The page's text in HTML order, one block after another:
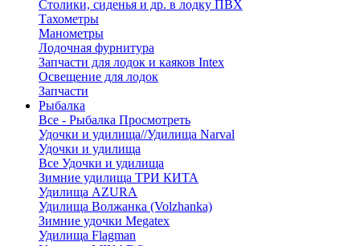
Столики, сиденья и др. в лодку ПВХ
Тахометры
Манометры
Лодочная фурнитура
Запчасти для лодок и каяков Intex
Освещение для лодок
Запчасти
Рыбалка
Все - Рыбалка Просмотреть
Удочки и удилища//Удилища Narval
Удочки и удилища
Все Удочки и удилища
Зимние удилища ТРИ КИТА
Удилища AZURA
Удилища Волжанка (Volzhanka)
Зимние удочки Megatex
Удилища Flagman